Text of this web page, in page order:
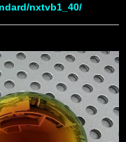
nxtvb1_40/